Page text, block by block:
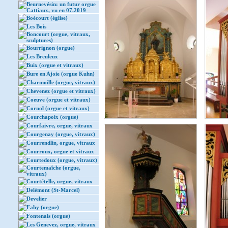
Beurnevésin: un futur orgue
Cattiaux, vu en 07.2019
Boécourt (église)
Les Bois
Boncourt (orgue, vitraux,
sculptures)
Bourrignon (orgue)
Les Breuleux
Buix (orgue et vitraux)
Bure en Ajoie (orgue Kuhn)
Charmoille (orgue, vitraux)
Chevenez (orgue et vitraux)
Coeuve (orgue et vitraux)
Cornol (orgue et vitraux)
Courchapoix (orgue)
Courfaivre, orgue, vitraux
Courgenay (orgue, vitraux)
Courrendlin, orgue, vitraux
Courroux, orgue et vitraux
Courtedoux (orgue, vitraux)
Courtemaîche (orgue,
vitraux)
Courtételle, orgue, vitraux
Delémont (St-Marcel)
Develier
Fahy (orgue)
Fontenais (orgue)
Les Genevez, orgue, vitraux